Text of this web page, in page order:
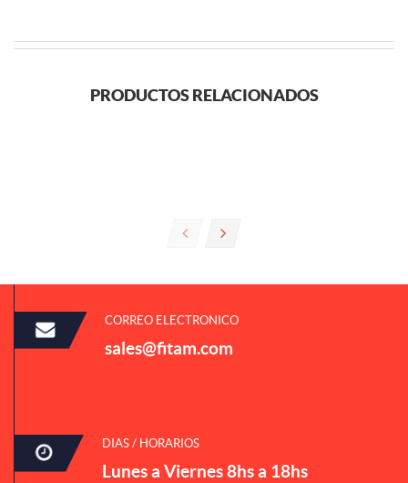
PRODUCTOS RELACIONADOS
CORREO ELECTRONICO
sales@fitam.com
DIAS / HORARIOS
Lunes a Viernes 8hs a 18hs